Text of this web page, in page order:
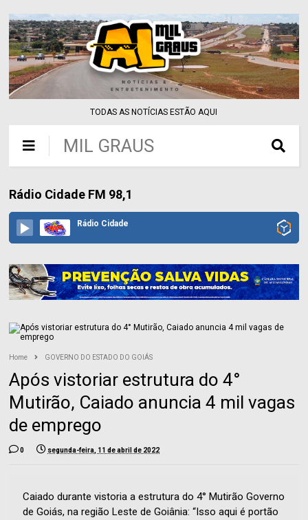
TODAS AS NOTÍCIAS ESTÃO AQUI
MIL GRAUS
Rádio Cidade FM 98,1
Rádio Cidade
Home GOVERNO DO ESTADO DO GOIÁS
Após vistoriar estrutura do 4°
Mutirão, Caiado anuncia 4 mil vagas
de emprego
0 segunda-feira, 11 de abril de 2022
Caiado durante vistoria a estrutura do 4° Mutirão Governo
de Goiás, na região Leste de Goiânia: “Isso aqui é portão